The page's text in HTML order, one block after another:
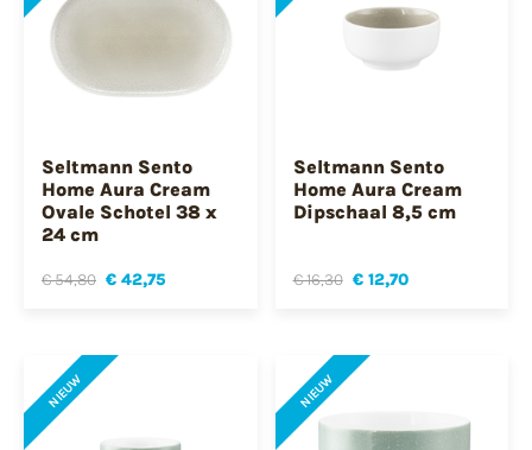
Seltmann Sento
Home Aura Cream
Ovale Schotel 38 x
24 cm
€ 54,80 € 42,75
Seltmann Sento
Home Aura Cream
Dipschaal 8,5 cm
€ 16,30 € 12,70
NIEUW NIEUW